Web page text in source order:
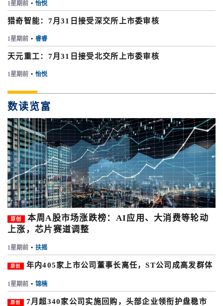
1星期前 • 怡悦
猎奇智能：7月31日接受深交所上市委审核
1星期前 • 睿睿
天元重工：7月31日接受北交所上市委审核
1星期前 • 怡悦
数读览富
原创
本周A股市场涨跌榜：AI应用、大消费等轮动
上涨，芯片赛道调整
1星期前 • 扶摇
原创 年内405家上市公司董事长离任，ST公司成高发群体
1星期前 • 锦楠
原创 7月超340家公司实施回购，头部企业领衔护盘稳市